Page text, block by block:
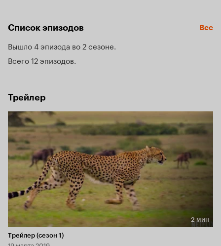
Список эпизодов Все
Вышло 4 эпизода во 2 сезоне
Всего 12 эпизодов
Трейлер
Длительность 2 мин
2 мин
Трейлер (сезон 1)